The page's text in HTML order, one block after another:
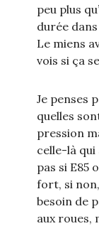
peu plus
durée
Le miens
vois si ça
Je penses
quelles
pression
celle-là
pas si E85
fort, si
besoin de
aux roues,